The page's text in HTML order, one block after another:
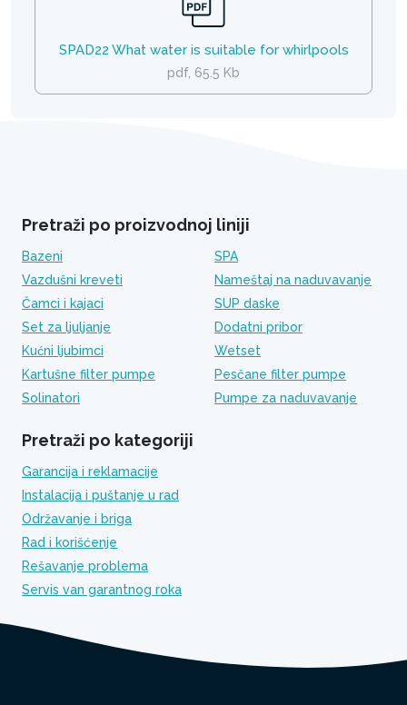
SPAD22 What water is suitable for whirlpools
pdf, 65.5 Kb
Pretraži po proizvodnoj liniji
Bazeni
SPA
Vazdušni kreveti
Nameštaj na naduvavanje
Čamci i kajaci
SUP daske
Set za ljuljanje
Dodatni pribor
Kućni ljubimci
Wetset
Kartušne filter pumpe
Pesčane filter pumpe
Solinatori
Pumpe za naduvavanje
Pretraži po kategoriji
Garancija i reklamacije
Instalacija i puštanje u rad
Održavanje i briga
Rad i korišćenje
Rešavanje problema
Servis van garantnog roka